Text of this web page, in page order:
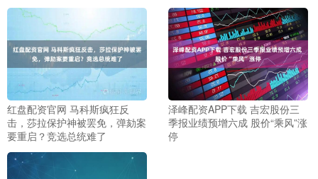
红盘配资官网 马科斯疯狂反
击，莎拉保护神被罢免，弹劾案
要重启？竞选总统难了
泽峰配资APP下载 吉宏股份三
季报业绩预增六成 股价“乘风”涨
停